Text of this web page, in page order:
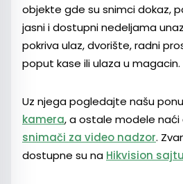
objekte gde su snimci dokaz,
jasni i dostupni nedeljama
pokriva ulaz, dvorište, radni
poput kase ili ulaza u magacin.
Uz njega pogledajte našu
kamera, a ostale modele
snimači za video nadzor.
dostupne su na Hikvision sajtu